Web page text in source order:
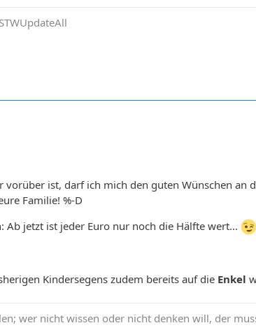
ist, darf ich mich den guten Wünschen an
Familie! %-D
Ab jetzt ist jeder Euro nur noch die Hälfte wert...
Kindersegens zudem bereits auf die Enkel
wer nicht wissen oder nicht denken will, der